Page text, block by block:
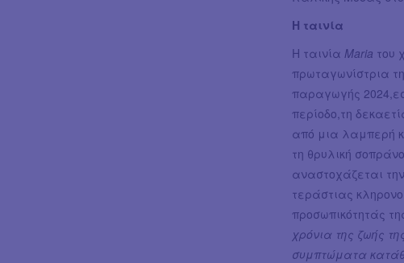
Η ταινία
Η ταινία Maria του
πρωταγωνίστρια
παραγωγής
περίοδο,τη
από μια λαμπερή
τη θρυλική
αναστοχάζεται
τεράστιας
προσωπικότητάς
χρόνια της ζωής
συμπτώματα